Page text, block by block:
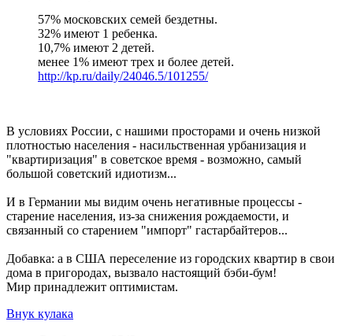
57% московских семей бездетны.
32% имеют 1 ребенка.
10,7% имеют 2 детей.
менее 1% имеют трех и более детей.
http://kp.ru/daily/24046.5/101255/
В условиях России, с нашими просторами и очень низкой
плотностью населения - насильственная урбанизация и
"квартиризация" в советское время - возможно, самый
большой советский идиотизм...
И в Германии мы видим очень негативные процессы -
старение населения, из-за снижения рождаемости, и
связанный со старением "импорт" гастарбайтеров...
Добавка: а в США переселение из городских квартир в свои
дома в пригородах, вызвало настоящий бэби-бум!
Мир принадлежит оптимистам.
Внук кулака